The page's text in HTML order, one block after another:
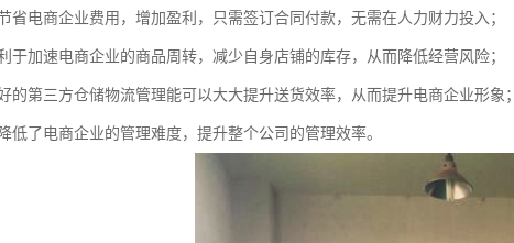
省电商企业费用，增加盈利，只需签订合同付款，无需在人力财力投入；
于加速电商企业的商品周转，减少自身店铺的库存，从而降低经营风险；
的第三方仓储物流管理能可以大大提升送货效率，从而提升电商企业形象；
低了电商企业的管理难度，提升整个公司的管理效率。